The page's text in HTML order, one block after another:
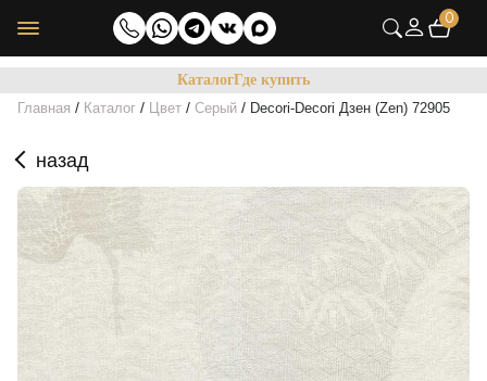
0
КаталогГде купить
Главная / Каталог / Цвет / Серый / Decori-Decori Дзен (Zen) 72905
назад